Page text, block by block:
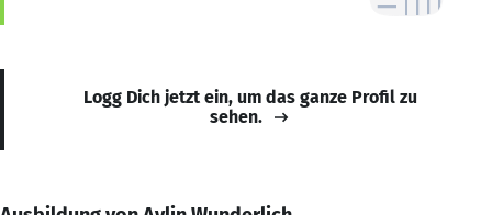
Logg Dich jetzt ein, um das ganze Profil zu
sehen.